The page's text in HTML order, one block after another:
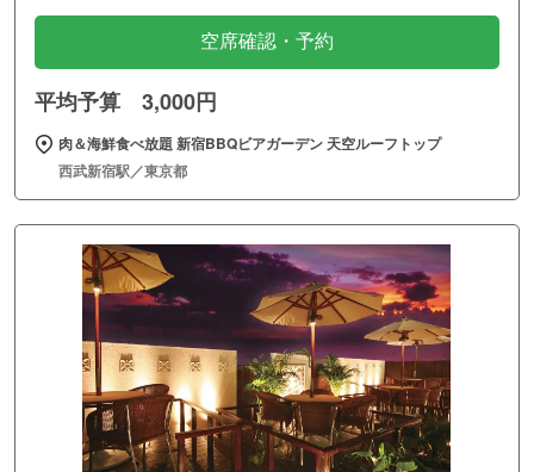
空席確認・予約
平均予算 3,000円
肉＆海鮮食べ放題 新宿BBQビアガーデン 天空ルーフトップ
西武新宿駅／東京都